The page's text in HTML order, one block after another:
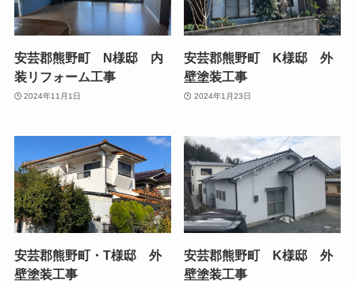
安芸郡熊野町 N様邸 内
装リフォーム工事
2024年11月1日
安芸郡熊野町 K様邸 外
壁塗装工事
2024年1月23日
安芸郡熊野町・T様邸 外
壁塗装工事
安芸郡熊野町 K様邸 外
壁塗装工事